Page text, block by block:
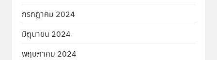
กรกฎาคม 2024
มิถุนายน 2024
พฤษภาคม 2024